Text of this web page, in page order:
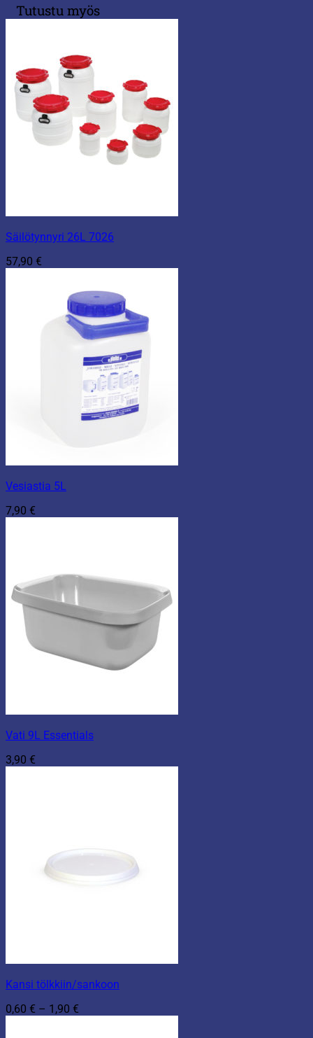
Tutustu myös
Säilötynnyri 26L 7026
57,90 €
Vesiastia 5L
7,90 €
Vati 9L Essentials
3,90 €
Kansi tölkkiin/sankoon
0,60 € – 1,90 €